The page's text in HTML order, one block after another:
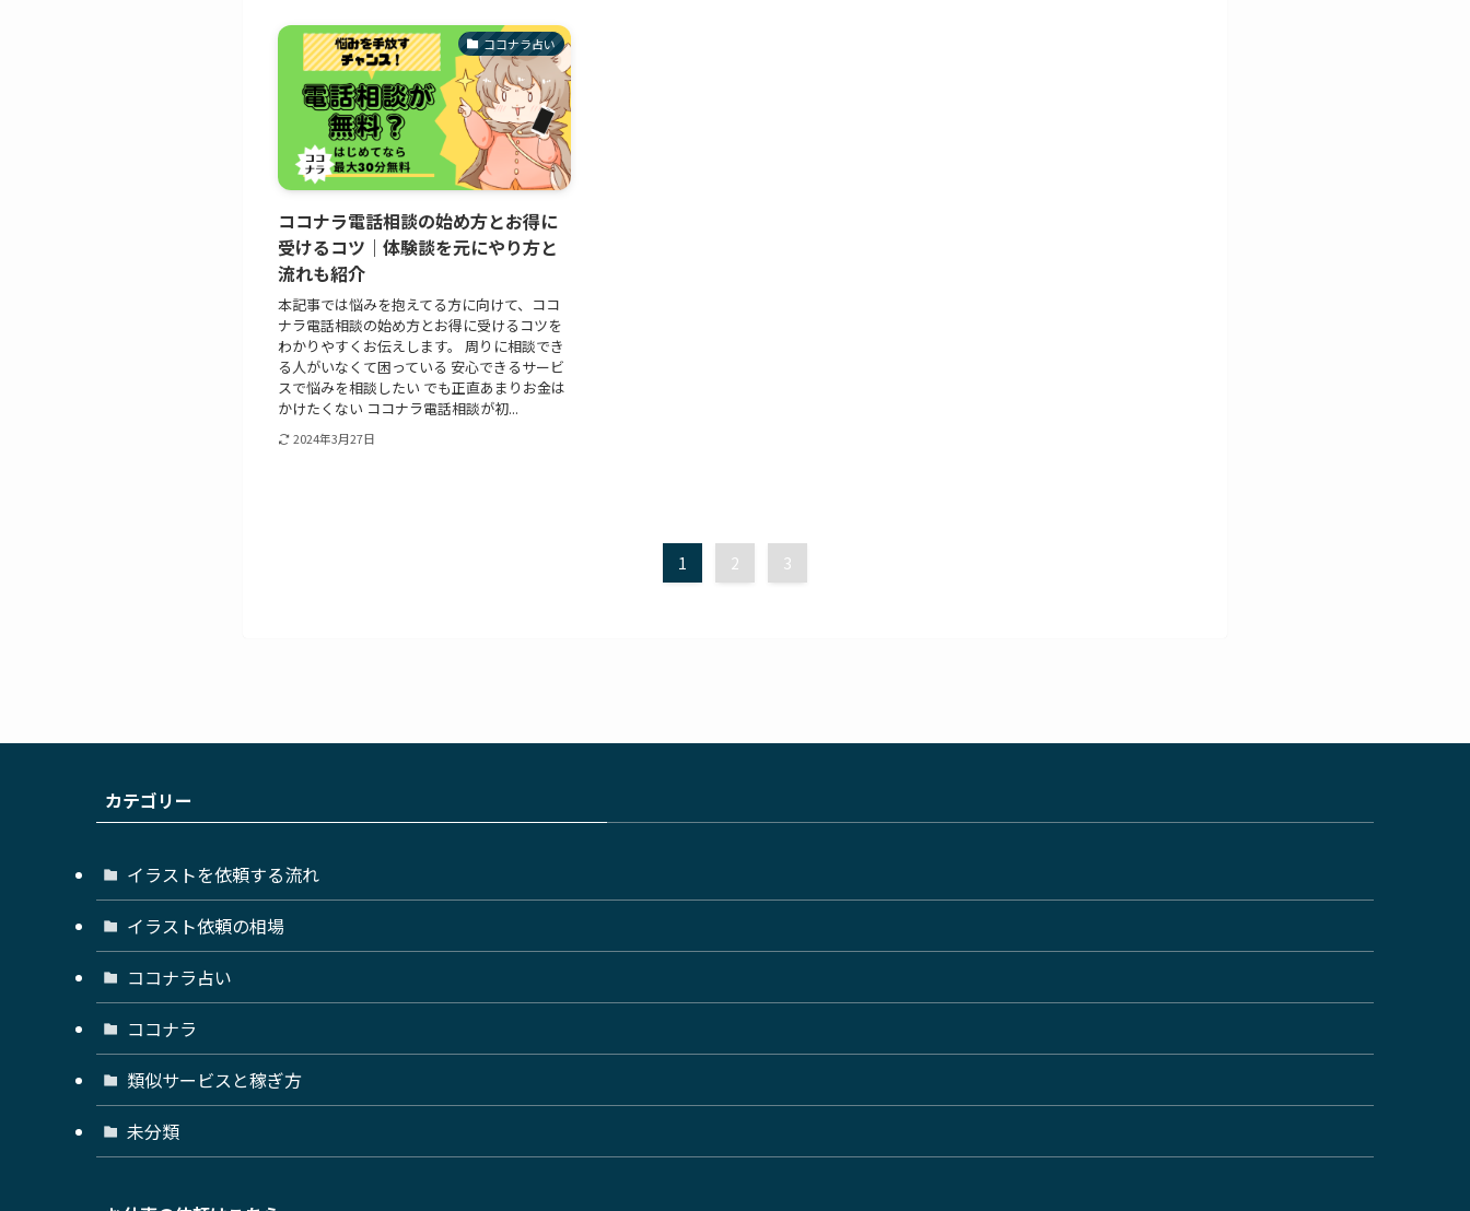
ココナラ占い
ココナラ電話相談の始め方とお得に
受けるコツ｜体験談を元にやり方と
流れも紹介
本記事では悩みを抱えてる方に向けて、ココ
ナラ電話相談の始め方とお得に受けるコツを
わかりやすくお伝えします。 周りに相談でき
る人がいなくて困っている 安心できるサービ
スで悩みを相談したい でも正直あまりお金は
かけたくない ココナラ電話相談が初...
2024年3月27日
1 2 3
カテゴリー
イラストを依頼する流れ
イラスト依頼の相場
ココナラ占い
ココナラ
類似サービスと稼ぎ方
未分類